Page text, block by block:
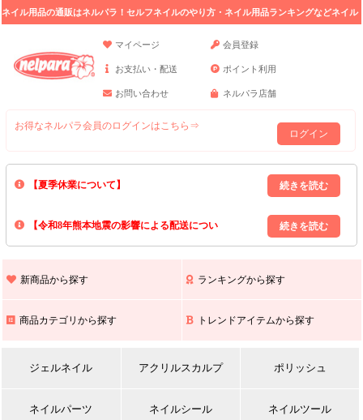
ネイル用品の通販はネルパラ！セルフネイルのやり方・ネイル用品ランキングなどネイル
マイページ
会員登録
お支払い・配送 ポイント利用
お問い合わせ ネルパラ店舗
お得なネルパラ会員のログインはこちら⇒
ログイン
【夏季休業について】
8/13(木)～8/16(日)の間｢出荷業務・お問い合わせ業務｣はお休みいたしま
上記期間中のご注文・お問い合わせは8/17(月)以降の対応となりますので
【令和8年熊本地震の影響による配送につい
また､ 九州全域でお荷物のお届けに遅延が生じております｡
新商品から探す ランキングから探す
商品カテゴリから探す トレンドアイテムから探す
ジェルネイル アクリルスカルプ ポリッシュ
ネイルパーツ ネイルシール ネイルツール